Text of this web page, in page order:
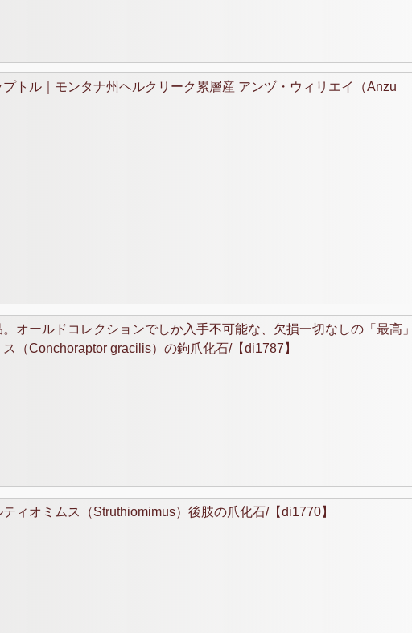
トル｜モンタナ州ヘルクリーク累層産 アンヅ・ウィリエイ（Anzu
オールドコレクションでしか入手不可能な、欠損一切なしの「最高
（Conchoraptor gracilis）の鉤爪化石/【di1787】
ィオミムス（Struthiomimus）後肢の爪化石/【di1770】